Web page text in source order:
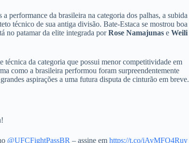
performance da brasileira na categoria dos palhas, a subida
técnico de sua antiga divisão. Bate-Estaca se mostrou boa
no patamar da elite integrada porRose Namajunas eWeili
técnica da categoria que possui menor competitividade em
como a brasileira performou foram surpreendentemente
aspirações a uma futura disputa de cinturão em breve.
@UFCFightPassBR – assine emhttps://t.co/iAvMFO4Ruy